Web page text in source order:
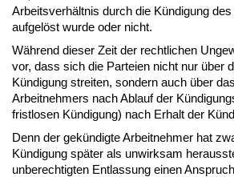
Arbeitsverhältnis durch die Kündigung
aufgelöst wurde oder nicht.
Während dieser Zeit der rechtlichen
vor, dass sich die Parteien nicht nur über
Kündigung streiten, sondern auch über
Arbeitnehmers nach Ablauf der
fristlosen Kündigung) nach Erhalt der
Denn der gekündigte Arbeitnehmer hat
Kündigung später als unwirksam
unberechtigten Entlassung einen